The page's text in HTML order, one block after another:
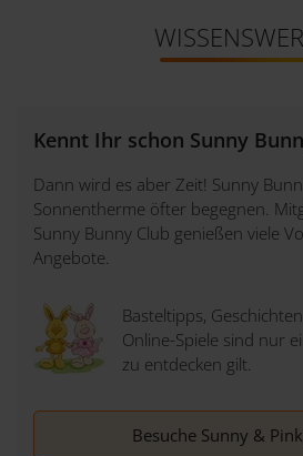
Kennt Ihr schon Sunny
Dann wird es aber Zeit! Sunny
Sonnentherme öfter begegnen.
Sunny Bunny Club genießen viele
Angebote.
Basteltipps,
Online-Spiele sind nur
zu entdecken gilt.
Besuche Sunny &